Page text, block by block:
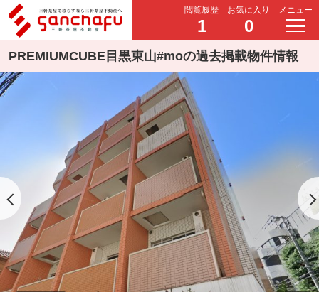
閲覧履歴
1
お気に入り
0
メニュー
PREMIUMCUBE目黒東山#moの過去掲載物件情報